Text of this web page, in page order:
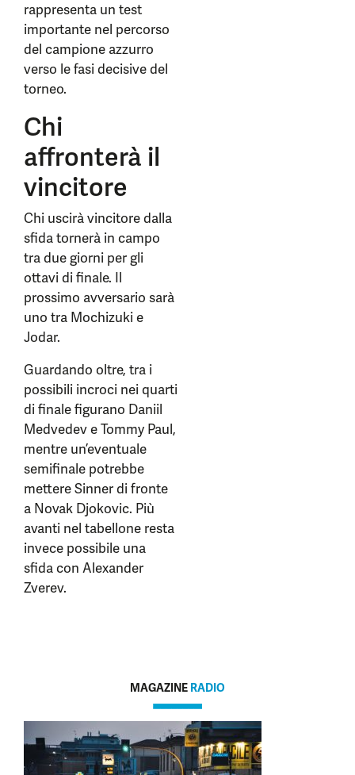
rappresenta un test
importante nel percorso
del campione azzurro
verso le fasi decisive del
torneo.
Chi
affronterà il
vincitore
Chi uscirà vincitore dalla
sfida tornerà in campo
tra due giorni per gli
ottavi di finale. Il
prossimo avversario sarà
uno tra Mochizuki e
Jodar.
Guardando oltre, tra i
possibili incroci nei quarti
di finale figurano Daniil
Medvedev e Tommy Paul,
mentre un’eventuale
semifinale potrebbe
mettere Sinner di fronte
a Novak Djokovic. Più
avanti nel tabellone resta
invece possibile una
sfida con Alexander
Zverev.
MAGAZINE RADIO